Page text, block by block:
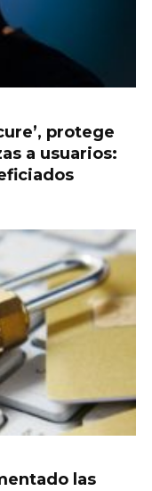
protege
a usuarios:
las